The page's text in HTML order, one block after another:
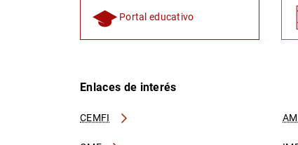
Portal educativo
Enlaces de interés
CEMFI